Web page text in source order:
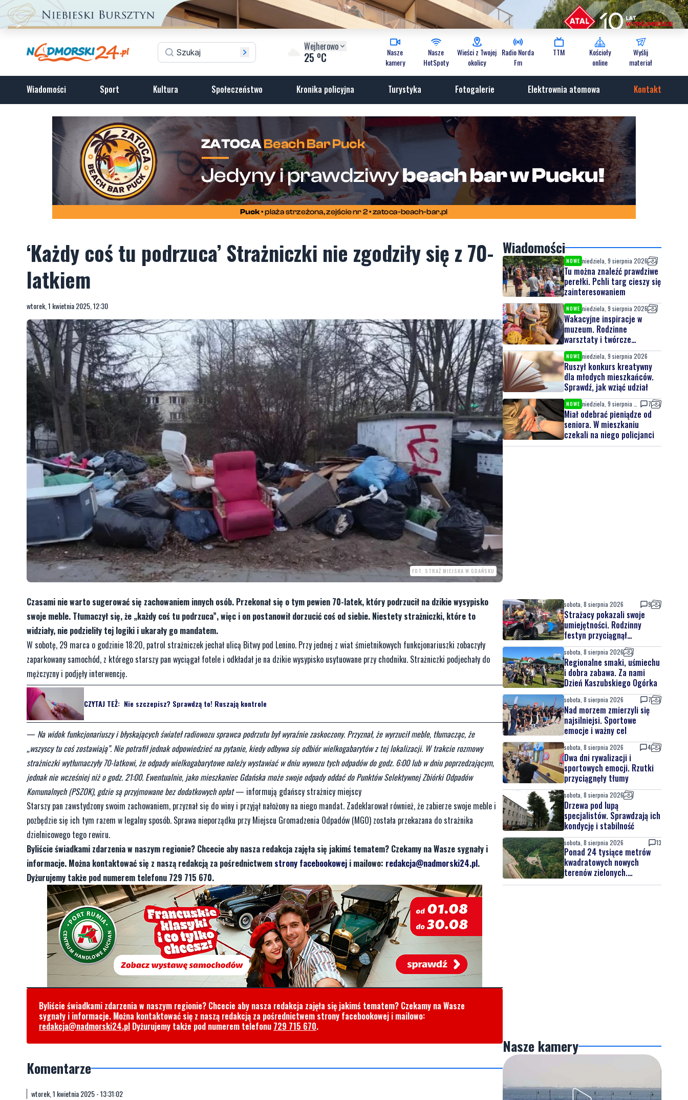
Wejherowo
25 oC
Nasze
kamery
Nasze
HotSpoty
Wieści z Twojej
okolicy
Radio Norda
Fm
TTM
Kościoły
online
Wyślij
materiał
Wiadomości Sport Kultura Społeczeństwo Kronika policyjna Turystyka Fotogalerie Elektrownia atomowa Kontakt
‘Każdy coś tu podrzuca’ Strażniczki nie zgodziły się z 70-
latkiem
wtorek, 1 kwietnia 2025, 12:30
FOT. STRAŻ MIEJSKA W GDAŃSKU
Czasami nie warto sugerować się zachowaniem innych osób. Przekonał się o tym pewien 70-latek, który podrzucił na dzikie wysypisko
swoje meble. Tłumaczył się, że „każdy coś tu podrzuca”, więc i on postanowił dorzucić coś od siebie. Niestety strażniczki, które to
widziały, nie podzieliły tej logiki i ukarały go mandatem.
W sobotę, 29 marca o godzinie 18:20, patrol strażniczek jechał ulicą Bitwy pod Lenino. Przy jednej z wiat śmietnikowych funkcjonariuszki zobaczyły
zaparkowany samochód, z którego starszy pan wyciągał fotele i odkładał je na dzikie wysypisko usytuowane przy chodniku. Strażniczki podjechały do
mężczyzny i podjęły interwencję.
CZYTAJ TEŻ: Nie szczepisz? Sprawdzą to! Ruszają kontrole
— Na widok funkcjonariuszy i błyskających świateł radiowozu sprawca podrzutu był wyraźnie zaskoczony. Przyznał, że wyrzucił meble, tłumacząc, że
„wszyscy tu coś zostawiają”. Nie potrafił jednak odpowiedzieć na pytanie, kiedy odbywa się odbiór wielkogabarytów z tej lokalizacji. W trakcie rozmowy
strażniczki wytłumaczyły 70-latkowi, że odpady wielkogabarytowe należy wystawiać w dniu wywozu tych odpadów do godz. 6:00 lub w dniu poprzedzającym,
jednak nie wcześniej niż o godz. 21:00. Ewentualnie, jako mieszkaniec Gdańska może swoje odpady oddać do Punktów Selektywnej Zbiórki Odpadów
Komunalnych (PSZOK), gdzie są przyjmowane bez dodatkowych opłat— informują gdańscy strażnicy miejscy
Starszy pan zawstydzony swoim zachowaniem, przyznał się do winy i przyjął nałożony na niego mandat. Zadeklarował również, że zabierze swoje meble i
pozbędzie się ich tym razem w legalny sposób. Sprawa nieporządku przy Miejscu Gromadzenia Odpadów (MGO) została przekazana do strażnika
dzielnicowego tego rewiru.
Byliście świadkami zdarzenia w naszym regionie? Chcecie aby nasza redakcja zajęła się jakimś tematem? Czekamy na Wasze sygnały i
informacje. Można kontaktować się z naszą redakcją za pośrednictwem strony facebookowej i mailowo: redakcja@nadmorski24.pl.
Dyżurujemy także pod numerem telefonu 729 715 670.
Byliście świadkami zdarzenia w naszym regionie? Chcecie aby nasza redakcja zajęła się jakimś tematem? Czekamy na Wasze
sygnały i informacje. Można kontaktować się z naszą redakcją za pośrednictwem strony facebookowej i mailowo:
redakcja@nadmorski24.pl Dyżurujemy także pod numerem telefonu 729 715 670.
Komentarze
wtorek, 1 kwietnia 2025 - 13:31:02
Wiadomości
NOWE niedziela, 9 sierpnia 2026
Tu można znaleźć prawdziwe
perełki. Pchli targ cieszy się
zainteresowaniem
NOWE niedziela, 9 sierpnia 2026
Wakacyjne inspiracje w
muzeum. Rodzinne
warsztaty i twórcze
spotkania
NOWE niedziela, 9 sierpnia 2026
Ruszył konkurs kreatywny
dla młodych mieszkańców.
Sprawdź, jak wziąć udział
NOWE 7
Miał odebrać pieniądze od
seniora. W mieszkaniu
czekali na niego policjanci
sobota, 8 sierpnia 2026 9
Strażacy pokazali swoje
umiejętności. Rodzinny
festyn przyciągnął
mieszkańców oraz gości
sobota, 8 sierpnia 2026
Regionalne smaki, uśmiechu
i dobra zabawa. Za nami
Dzień Kaszubskiego Ogórka
sobota, 8 sierpnia 2026 7
Nad morzem zmierzyli się
najsilniejsi. Sportowe
emocje i ważny cel
sobota, 8 sierpnia 2026 4
Dwa dni rywalizacji i
sportowych emocji. Rzutki
przyciągnęły tłumy
sobota, 8 sierpnia 2026
Drzewa pod lupą
specjalistów. Sprawdzają ich
kondycję i stabilność
sobota, 8 sierpnia 2026 13
Ponad 24 tysiące metrów
kwadratowych nowych
terenów zielonych.
Powstanie nowa przestrzeń
Nasze kamery